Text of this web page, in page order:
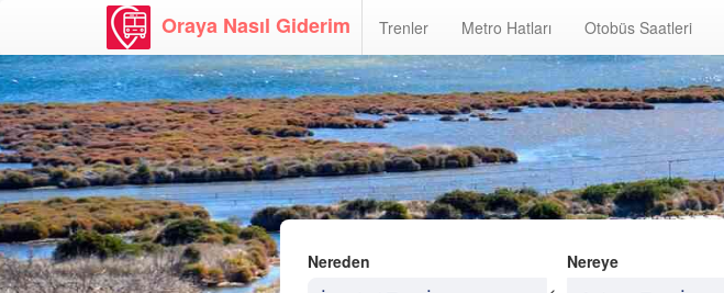
Oraya Nasıl Giderim Trenler Metro Hatları Otobüs Saatleri
Nereden Nereye